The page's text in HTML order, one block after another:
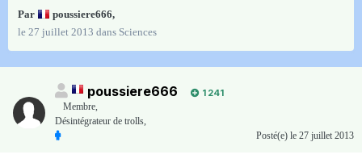
Par poussiere666,
le 27 juillet 2013 dans Sciences
poussiere666
1 241
Membre,
Désintégrateur de trolls,
Posté(e) le 27 juillet 2013